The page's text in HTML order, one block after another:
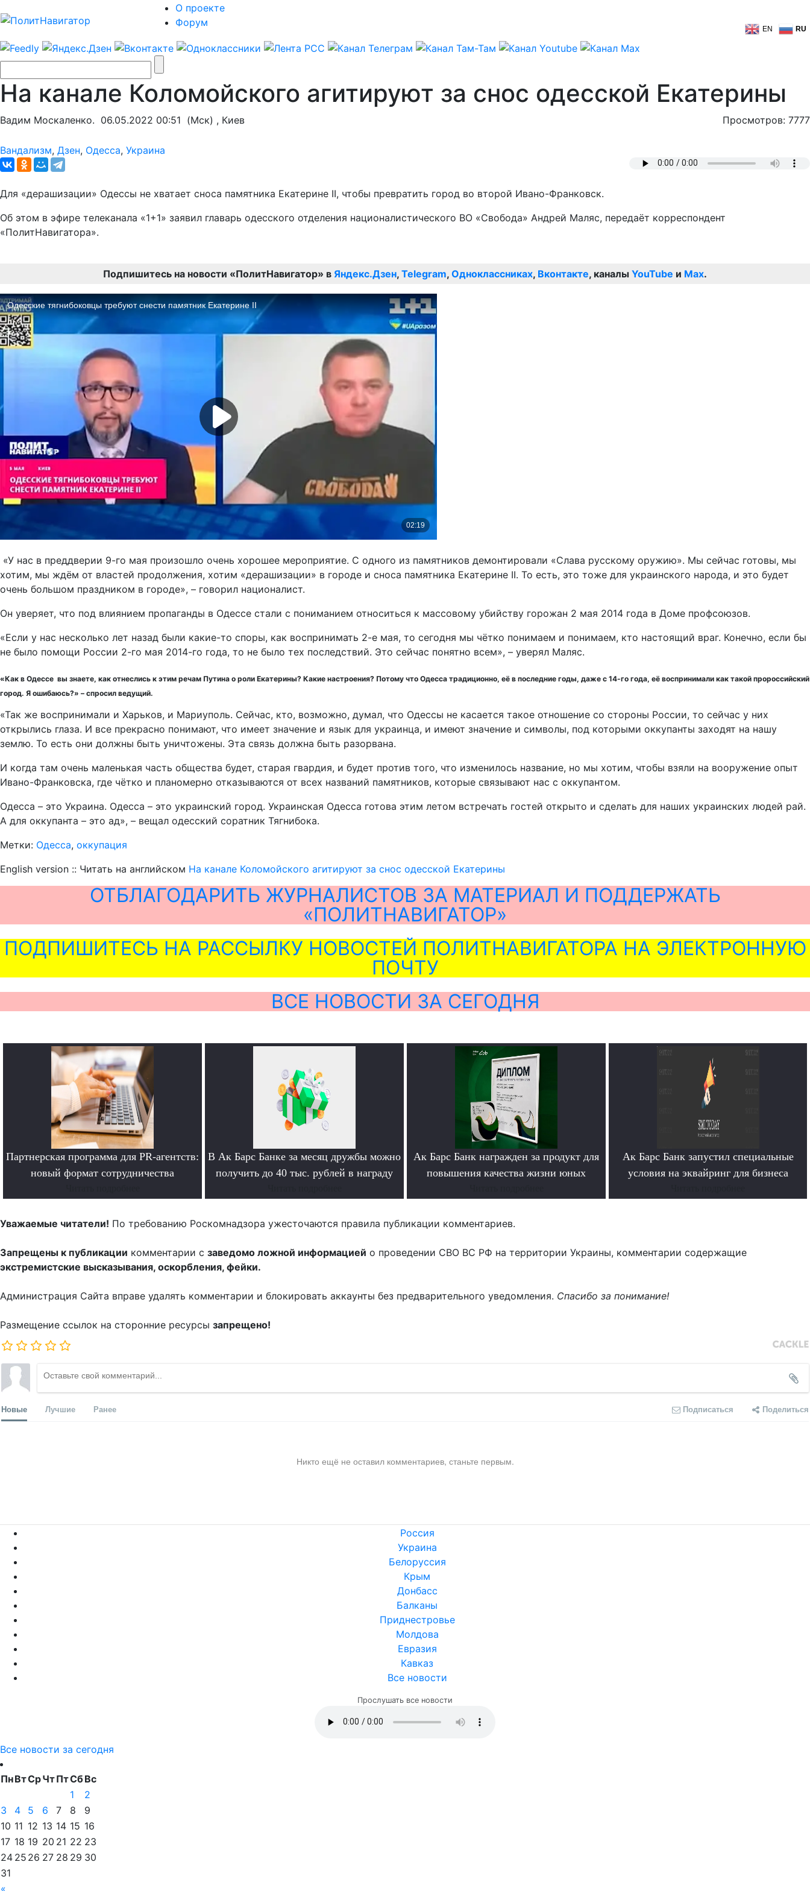
О проекте
Форум
EN RU
На канале Коломойского агитируют за снос одесской Екатерины
Вадим Москаленко. 06.05.2022 00:51 (Мск) , Киев Просмотров: 7777
Вандализм, Дзен, Одесса, Украина
Для «дерашизации» Одессы не хватает сноса памятника Екатерине II, чтобы превратить город во второй Ивано-Франковск.
Об этом в эфире телеканала «1+1» заявил главарь одесского отделения националистического ВО «Свобода» Андрей Маляс, передаёт корреспондент
«ПолитНавигатора».
Подпишитесь на новости «ПолитНавигатор» в Яндекс.Дзен, Telegram, Одноклассниках, Вконтакте, каналы YouTube и Max.
«У нас в преддверии 9-го мая произошло очень хорошее мероприятие. С одного из памятников демонтировали «Слава русскому оружию». Мы сейчас готовы, мы
хотим, мы ждём от властей продолжения, хотим «дерашизации» в городе и сноса памятника Екатерине II. То есть, это тоже для украинского народа, и это будет
очень большом праздником в городе», – говорил националист.
Он уверяет, что под влиянием пропаганды в Одессе стали с пониманием относиться к массовому убийству горожан 2 мая 2014 года в Доме профсоюзов.
«Если у нас несколько лет назад были какие-то споры, как воспринимать 2-е мая, то сегодня мы чётко понимаем и понимаем, кто настоящий враг. Конечно, если бы
не было помощи России 2-го мая 2014-го года, то не было тех последствий. Это сейчас понятно всем», – уверял Маляс.
«Как в Одессе вы знаете, как отнеслись к этим речам Путина о роли Екатерины? Какие настроения? Потому что Одесса традиционно, её в последние годы, даже с 14-го года, её воспринимали как такой пророссийский
город. Я ошибаюсь?» – спросил ведущий.
«Так же воспринимали и Харьков, и Мариуполь. Сейчас, кто, возможно, думал, что Одессы не касается такое отношение со стороны России, то сейчас у них
открылись глаза. И все прекрасно понимают, что имеет значение и язык для украинца, и имеют значение и символы, под которыми оккупанты заходят на нашу
землю. То есть они должны быть уничтожены. Эта связь должна быть разорвана.
И когда там очень маленькая часть общества будет, старая гвардия, и будет против того, что изменилось название, но мы хотим, чтобы взяли на вооружение опыт
Ивано-Франковска, где чётко и планомерно отказываются от всех названий памятников, которые связывают нас с оккупантом.
Одесса – это Украина. Одесса – это украинский город. Украинская Одесса готова этим летом встречать гостей открыто и сделать для наших украинских людей рай.
А для оккупанта – это ад», – вещал одесский соратник Тягнибока.
Метки: Одесса, оккупация
English version :: Читать на английском На канале Коломойского агитируют за снос одесской Екатерины
ОТБЛАГОДАРИТЬ ЖУРНАЛИСТОВ ЗА МАТЕРИАЛ И ПОДДЕРЖАТЬ
«ПОЛИТНАВИГАТОР»
ПОДПИШИТЕСЬ НА РАССЫЛКУ НОВОСТЕЙ ПОЛИТНАВИГАТОРА НА ЭЛЕКТРОННУЮ
ПОЧТУ
ВСЕ НОВОСТИ ЗА СЕГОДНЯ
Партнерская программа для PR-агентств:
новый формат сотрудничества
В Ак Барс Банке за месяц дружбы можно
получить до 40 тыс. рублей в награду
Ак Барс Банк награжден за продукт для
повышения качества жизни юных
Ак Барс Банк запустил специальные
условия на эквайринг для бизнеса
Уважаемые читатели! По требованию Роскомнадзора ужесточаются правила публикации комментариев.
Запрещены к публикации комментарии с заведомо ложной информацией о проведении СВО ВС РФ на территории Украины, комментарии содержащие
экстремистские высказывания, оскорбления, фейки.
Администрация Сайта вправе удалять комментарии и блокировать аккаунты без предварительного уведомления. Спасибо за понимание!
Размещение ссылок на сторонние ресурсы запрещено!
Новые Лучшие Ранее Подписаться Поделиться
Никто ещё не оставил комментариев, станьте первым.
Россия
Украина
Белоруссия
Крым
Донбасс
Балканы
Приднестровье
Молдова
Евразия
Кавказ
Все новости
Прослушать все новости
Все новости за сегодня
ПнВтСрЧтПтСбВс
«
1
2
3
4 5 6 7 8
9
10 11 12 13 14 15 16
17 18 19 20 21 22 23
24 25 26 27 28 29 30
31